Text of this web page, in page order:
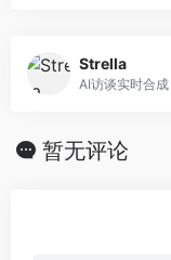
Strella
AI访谈实时合
暂无评论